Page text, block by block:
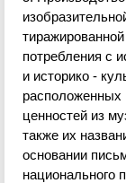
потребления с
и историко -
расположенных
ценностей из
также их
основании
национального